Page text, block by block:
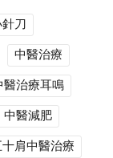
刀
中醫治療
醫治療耳鳴
中醫減肥
肩中醫治療